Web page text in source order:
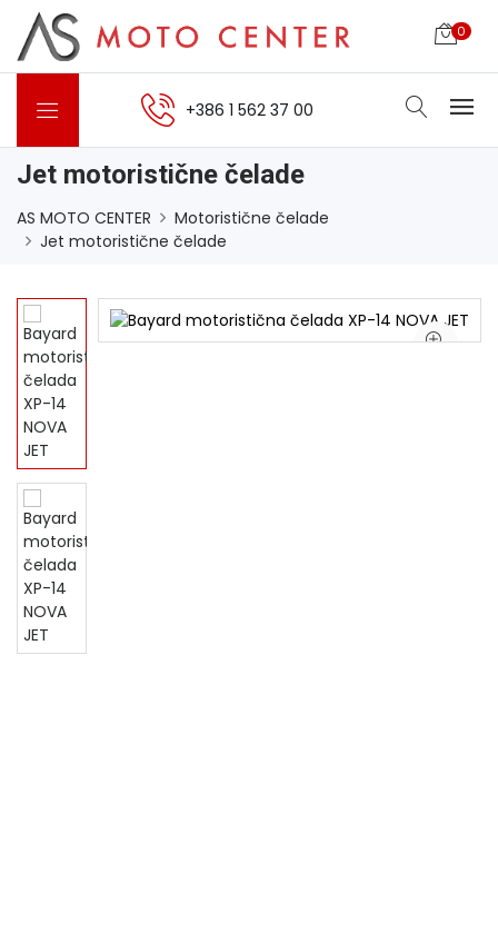
0
+386 1 562 37 00
Jet motoristične čelade
AS MOTO CENTER
Motoristične čelade
Jet motoristične čelade